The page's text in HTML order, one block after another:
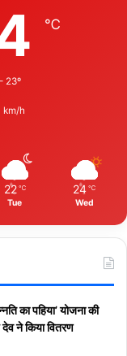
℃
23º
km/h
22 ℃
Tue
24 ℃
Wed
का पहिया’ योजना की
ने किया वितरण